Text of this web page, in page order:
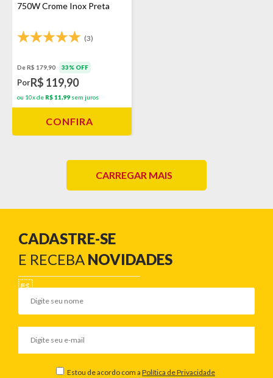
750W Crome Inox Preta
(3)
De R$ 179,90 33% OFF
PorR$ 119,90
ou 10x de R$ 11,99 sem juros
CONFIRA
CARREGAR MAIS
CADASTRE-SE
E RECEBA NOVIDADES
Estou de acordo com a Política de Privacidade